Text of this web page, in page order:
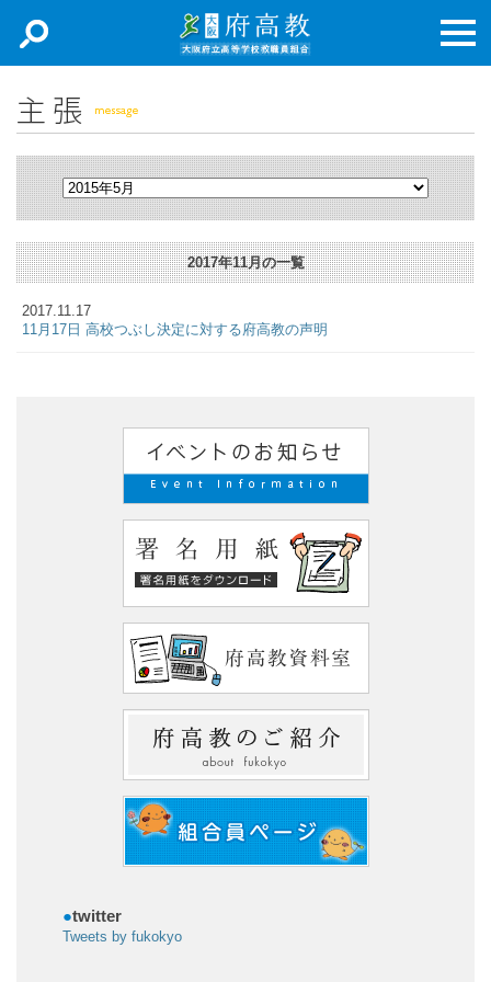
主張
取り組み
加入申込
お問合せ
リンク集
English Documents
2017年11月の一覧
2017.11.17
11月17日 高校つぶし決定に対する府高教の声明
●twitter
Tweets by fukokyo